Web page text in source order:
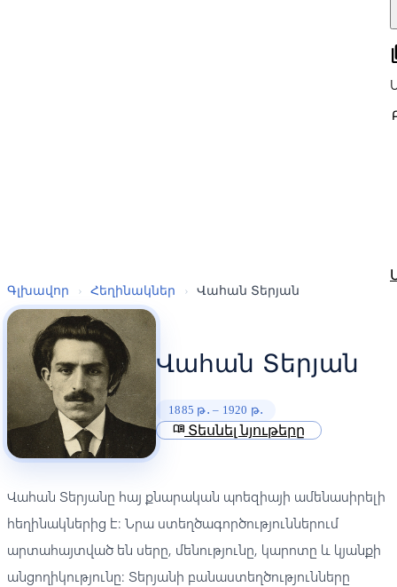
Գլխավոր › Հեղինակներ › Վահան Տերյան
Վահան Տերյան
1885 թ․ – 1920 թ․
menu_book Տեսնել նյութերը
Վահան Տերյանը հայ քնարական պոեզիայի ամենասիրելի
հեղինակներից է։ Նրա ստեղծագործություններում
արտահայտված են սերը, մենությունը, կարոտը և կյանքի
անցողիկությունը։ Տերյանի բանաստեղծությունները